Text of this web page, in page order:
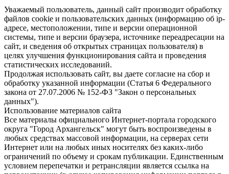
Уважаемый пользователь, данный сайт производит обработку
файлов cookie и пользовательских данных (информацию об ip-
адресе, местоположении, типе и версии операционной
системы, типе и версии браузера, источнике переадресации на
сайт, и сведения об открытых страницах пользователя) в
целях улучшения функционирования сайта и проведения
статистических исследований.
Продолжая использовать сайт, вы даете согласие на сбор и
обработку указанной информации (Статья 6 Федерального
закона от 27.07.2006 № 152-ФЗ "Закон о персональных
данных").
Использование материалов сайта
Все материалы официального Интернет-портала городского
округа "Город Архангельск" могут быть воспроизведены в
любых средствах массовой информации, на серверах сети
Интернет или на любых иных носителях без каких-либо
ограничений по объему и срокам публикации. Единственным
условием перепечатки и ретрансляции является ссылка на